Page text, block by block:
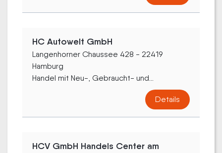
HC Autowelt GmbH
Langenhorner Chaussee 428 - 22419
Hamburg
Handel mit Neu-, Gebraucht- und...
Details
HCV GmbH Handels Center am